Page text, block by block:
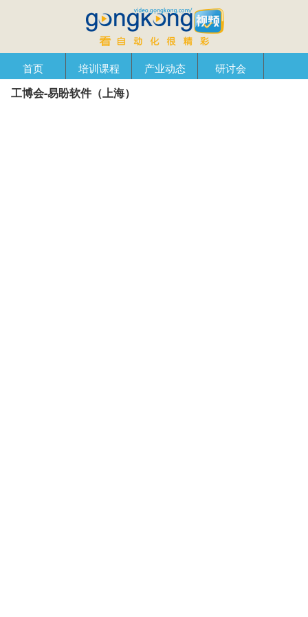
首页 培训课程 产业动态
研讨会
产品在线
自动化播客
工博会-易盼软件（上海）